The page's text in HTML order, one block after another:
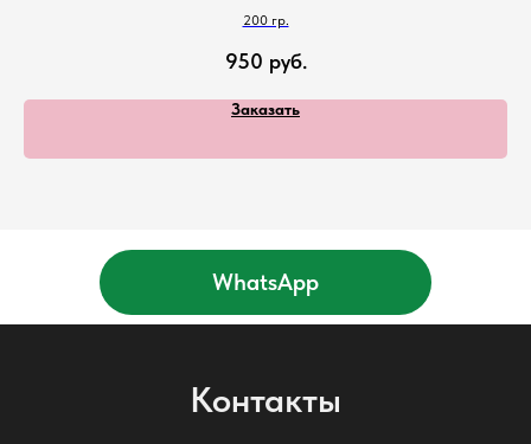
200 гр.
950 руб.
Заказать
WhatsApp
Контакты